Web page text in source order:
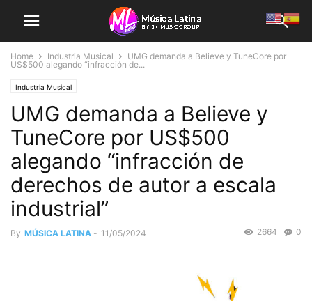
Home Industria Musical
UMG demanda a Believe y TuneCore por
US$500 alegando “infracción de...
Industria Musical
UMG demanda a Believe y
TuneCore por US$500
alegando “infracción de
derechos de autor a escala
industrial”
By MÚSICA LATINA - 11/05/2024 0
2664